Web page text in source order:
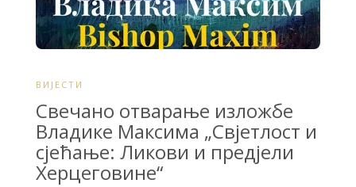
ВИЈЕСТИ
Свечано отварање изложбе
Владике Максима „Свјетлост и
сјећање: Ликови и предјели
Херцеговине“